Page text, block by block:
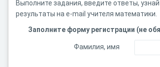
Выполните задания, введите ответы,
результаты на e-mail учителя математики.
Заполните форму регистрации (не
Фамилия, имя